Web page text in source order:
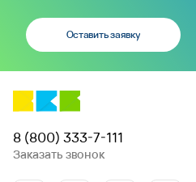
Оставить заявку
8 (800) 333-7-111
Заказать звонок